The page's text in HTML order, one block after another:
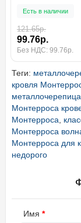
Есть в наличии
121.65р.
99.76р.
Без НДС: 99.76р.
Теги:
кровля
металлочерепица
Монтерроса
Монтерроса,
Монтерроса
Монтерроса для
недорого
Имя